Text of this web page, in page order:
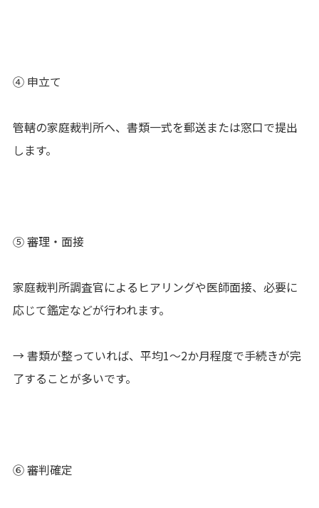
④ 申立て
管轄の家庭裁判所へ、書類一式を郵送または窓口で提出
します。
⑤ 審理・面接
家庭裁判所調査官によるヒアリングや医師面接、必要に
応じて鑑定などが行われます。
→ 書類が整っていれば、平均1〜2か月程度で手続きが完
了することが多いです。
⑥ 審判確定